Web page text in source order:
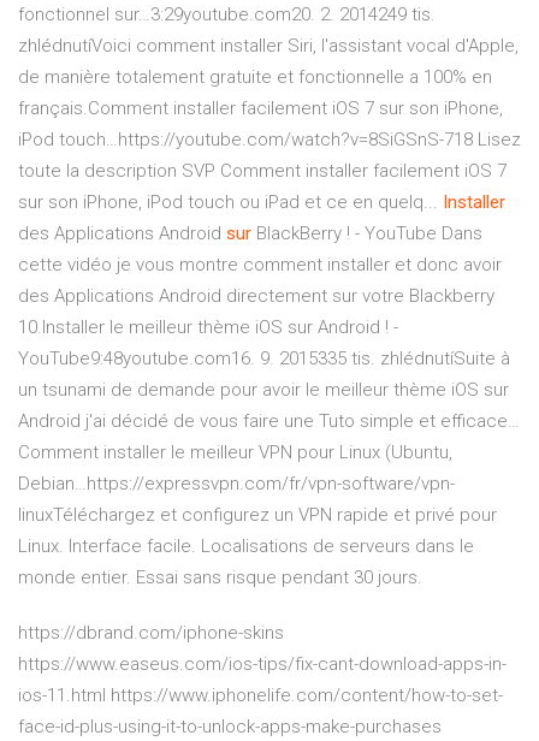
fonctionnel sur…3:29youtube.com20. 2. 2014249 tis.
zhlédnutíVoici comment installer Siri, l'assistant vocal d'Apple,
de manière totalement gratuite et fonctionnelle a 100% en
français.Comment installer facilement iOS 7 sur son iPhone,
iPod touch…https://youtube.com/watch?v=8SiGSnS-718 Lisez
toute la description SVP Comment installer facilement iOS 7
sur son iPhone, iPod touch ou iPad et ce en quelq... Installer
des Applications Android sur BlackBerry ! - YouTube Dans
cette vidéo je vous montre comment installer et donc avoir
des Applications Android directement sur votre Blackberry
10.Installer le meilleur thème iOS sur Android ! -
YouTube9:48youtube.com16. 9. 2015335 tis. zhlédnutíSuite à
un tsunami de demande pour avoir le meilleur thème iOS sur
Android j'ai décidé de vous faire une Tuto simple et efficace…
Comment installer le meilleur VPN pour Linux (Ubuntu,
Debian…https://expressvpn.com/fr/vpn-software/vpn-
linuxTéléchargez et configurez un VPN rapide et privé pour
Linux. Interface facile. Localisations de serveurs dans le
monde entier. Essai sans risque pendant 30 jours.
https://dbrand.com/iphone-skins
https://www.easeus.com/ios-tips/fix-cant-download-apps-in-
ios-11.html https://www.iphonelife.com/content/how-to-set-
face-id-plus-using-it-to-unlock-apps-make-purchases